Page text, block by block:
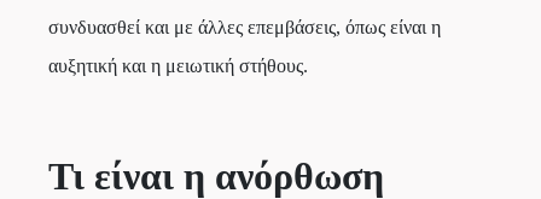
συνδυασθεί και με άλλες επεμβάσεις, όπως είναι η
αυξητική και η μειωτική στήθους.
Τι είναι η ανόρθωση